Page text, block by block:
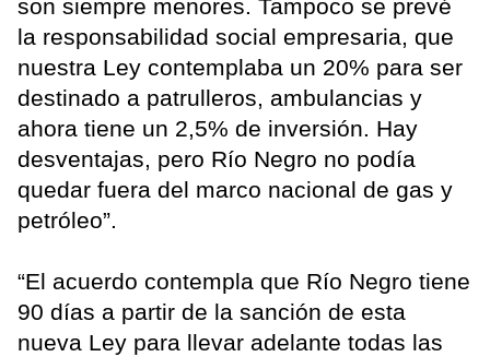
son siempre menores. Tampoco se prevé
la responsabilidad social empresaria, que
nuestra Ley contemplaba un 20% para ser
destinado a patrulleros, ambulancias y
ahora tiene un 2,5% de inversión. Hay
desventajas, pero Río Negro no podía
quedar fuera del marco nacional de gas y
petróleo”.
“El acuerdo contempla que Río Negro tiene
90 días a partir de la sanción de esta
nueva Ley para llevar adelante todas las